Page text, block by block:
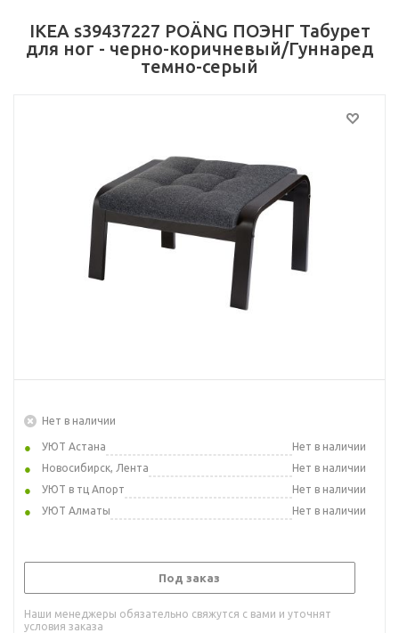
IKEA s39437227 POÄNG ПОЭНГ Табурет
для ног - черно-коричневый/Гуннаред
темно-серый
Нет в наличии
УЮТ Астана
Нет в наличии
Новосибирск, Лента
Нет в наличии
УЮТ в тц Апорт
Нет в наличии
УЮТ Алматы
Нет в наличии
Под заказ
Наши менеджеры обязательно свяжутся с вами и уточнят
условия заказа